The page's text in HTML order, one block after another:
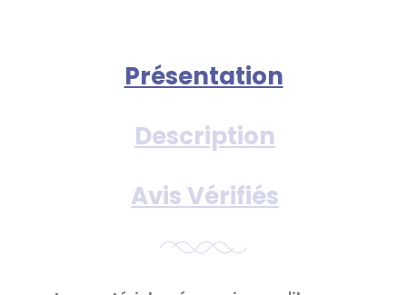
Présentation
Description
Avis Vérifiés